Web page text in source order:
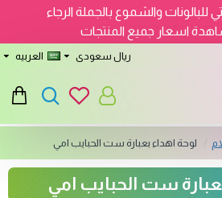
للبالونات والشموع بالجملة الرجاء
اسعار جميع المنتجات
ريال سعودى العربيه
لوحة اهداء بعبارة ست الحبايب امي
ست الحبايب امي